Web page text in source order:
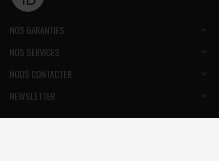
NOS GARANTIES
NOS SERVICES
NOUS CONTACTER
NEWSLETTER